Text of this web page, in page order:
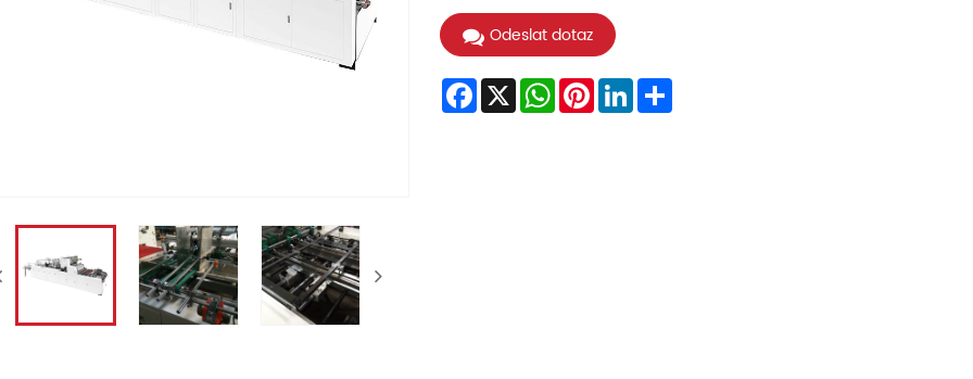
Odeslat dotaz
Facebook
X WhatsApp
PinterestLinkedInShare